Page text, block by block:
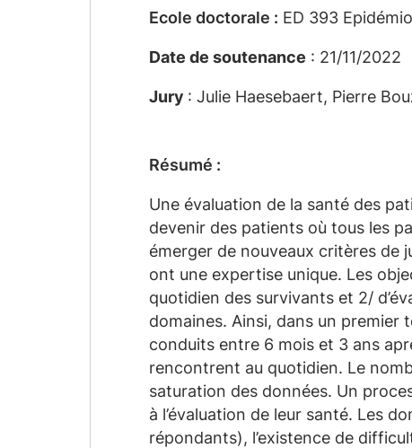
Ecole doctorale : ED 393
Date de soutenance : 21/11/2022
Jury : Julie Haesebaert, Pierre
Résumé :
Une évaluation de la santé des
devenir des patients où tous les
émerger de nouveaux critères de
ont une expertise unique. Les
quotidien des survivants et 2/
domaines. Ainsi, dans un
conduits entre 6 mois et 3 ans
rencontrent au quotidien. Le
saturation des données. Un
à l’évaluation de leur santé. Les
répondants), l’existence de